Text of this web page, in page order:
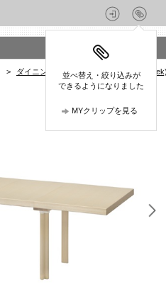
並べ替え・絞り込みが
できるようになりました
MYクリップを見る
> ダイニングテーブル アルテック